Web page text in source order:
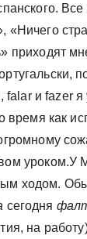
Все
«Ничего
приходят
falar и fazer
время как
уроком.У
ходом.
сегодня
на